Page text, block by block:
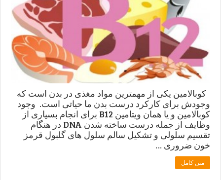
کوبالامین یکی از مهمترین مواد مغذی در بدن است که
وجودش برای کارکرد درست بدن ما حیاتی است. وجود
کوبالامین و یا همان ویتامین B12 برای انجام بسیاری از
وظایف از جمله درست ساخته شدن DNA در هنگام
تقسیم سلولی و تشکیل سالم سلول های گلبول قرمز
خون ضروری …
متن کامل